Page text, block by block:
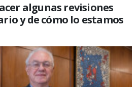
algunas revisiones
y de cómo lo estamos